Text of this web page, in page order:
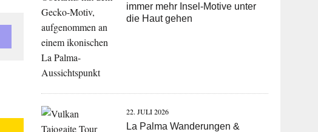
immer mehr Insel-Motive unter
die Haut gehen
22. JULI 2026
La Palma Wanderungen &